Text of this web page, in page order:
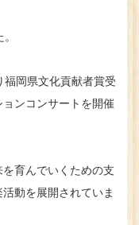
岡県文化貢献者賞受
ンコンサートを開催
育んでいくための支
動を展開されていま